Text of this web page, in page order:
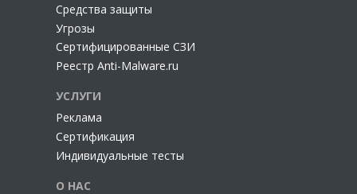
Cредства защиты
Угрозы
Сертифицированные СЗИ
Реестр Anti-Malware.ru
УСЛУГИ
Реклама
Сертификация
Индивидуальные тесты
О НАС